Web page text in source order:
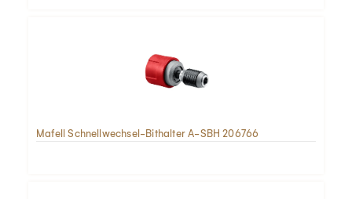
Mafell Schnellwechsel-Bithalter A-SBH 206766